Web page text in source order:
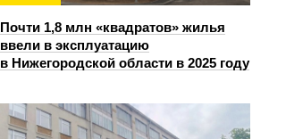
Почти 1,8 млн «квадратов» жилья
ввели в эксплуатацию
в Нижегородской области в 2025 году